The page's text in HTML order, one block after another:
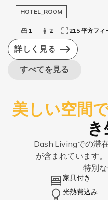
HOTEL_ROOM
1 2 215 平方フィ
詳しく見る
すべてを見る
美しい空間
Dash Livingでの滞
が含まれています
特別な
家具付き
光熱費込み